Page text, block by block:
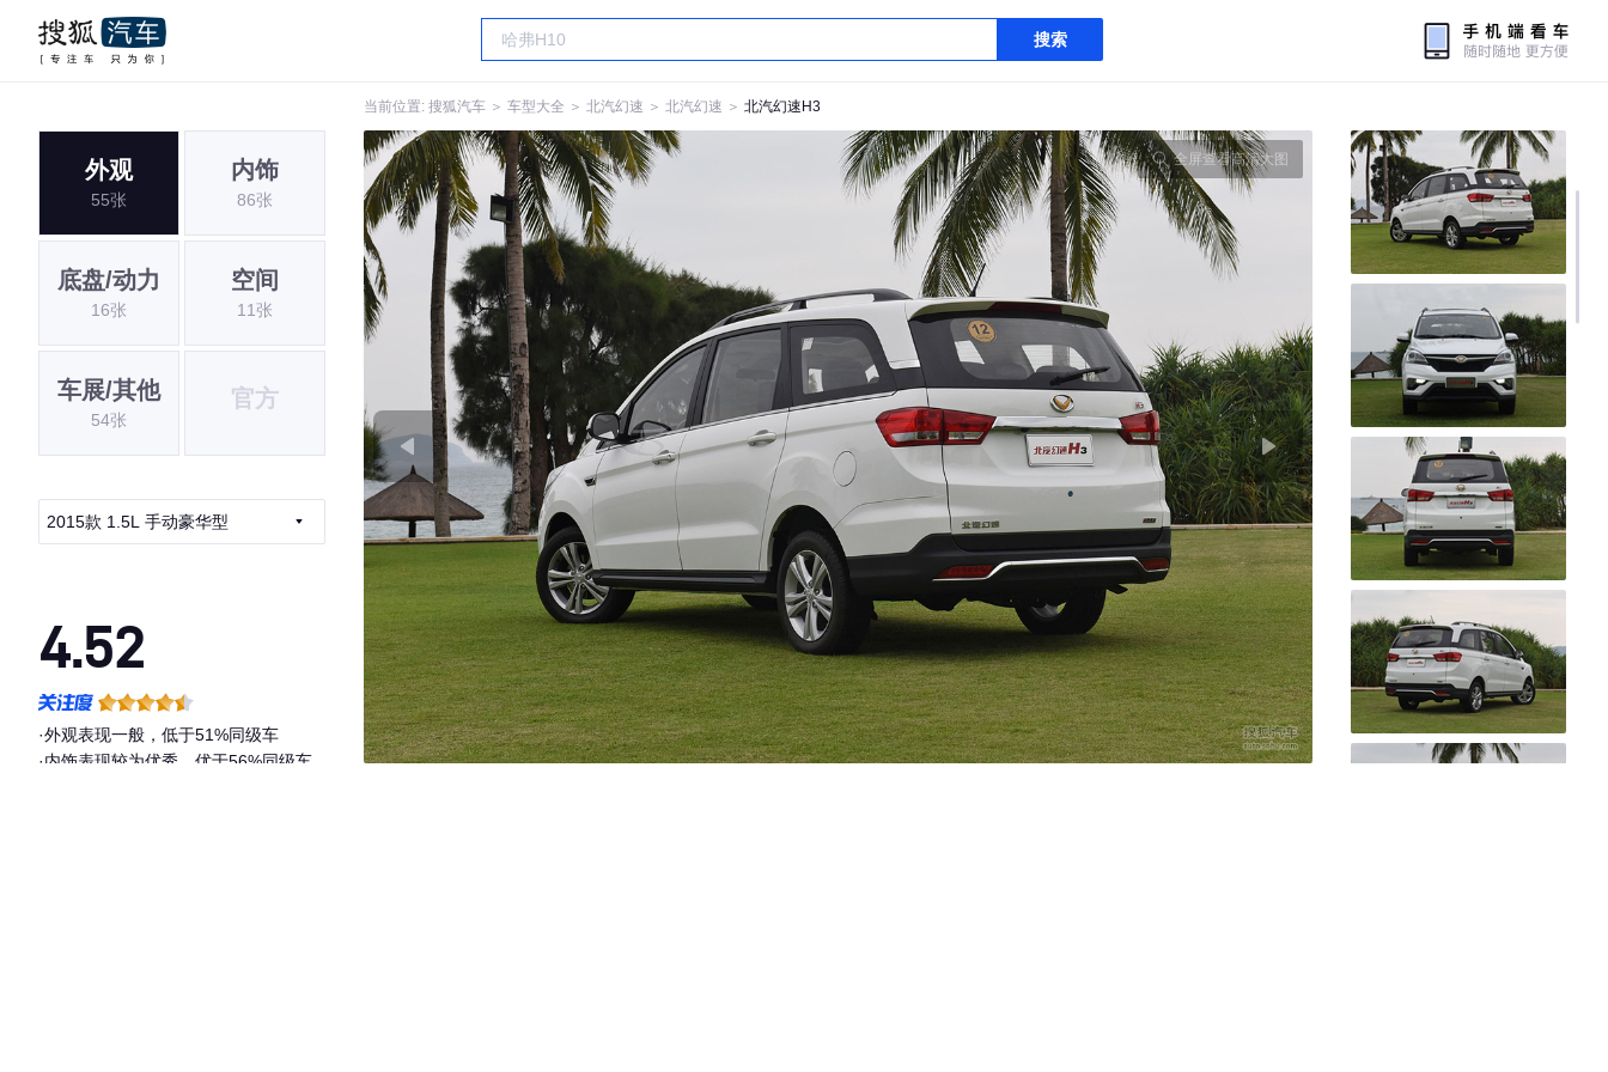
搜索
当前位置: 搜狐汽车 ＞ 车型大全 ＞ 北汽幻速 ＞ 北汽幻速 ＞ 北汽幻速H3
外观
55张
内饰
86张
底盘/动力
16张
空间
11张
车展/其他
54张
官方
2015款 1.5L 手动豪华型
4.52
·外观表现一般，低于51%同级车
·内饰表现较为优秀，优于56%同级车
全屏查看高清大图